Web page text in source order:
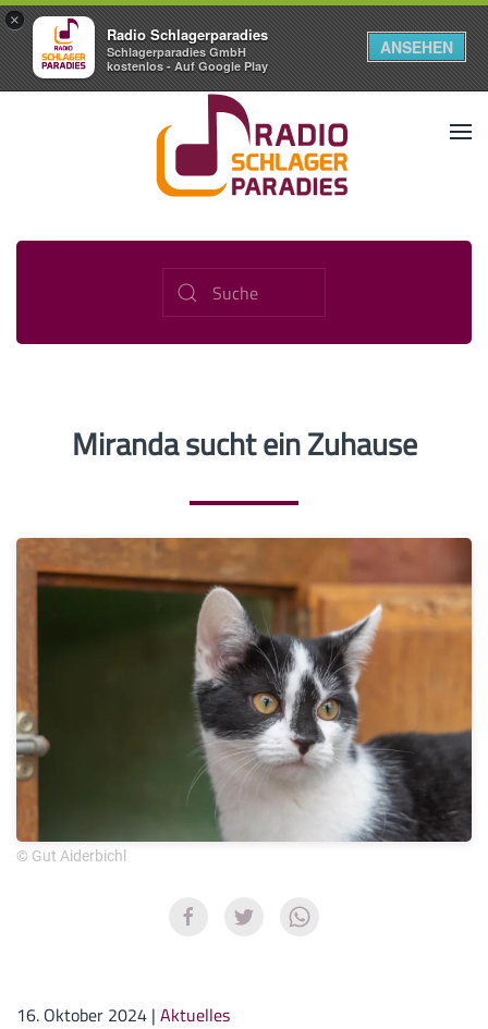
×
Radio Schlagerparadies
Schlagerparadies GmbH
kostenlos - Auf Google Play
ANSEHEN
Miranda sucht ein Zuhause
© Gut Aiderbichl
16. Oktober 2024 | Aktuelles